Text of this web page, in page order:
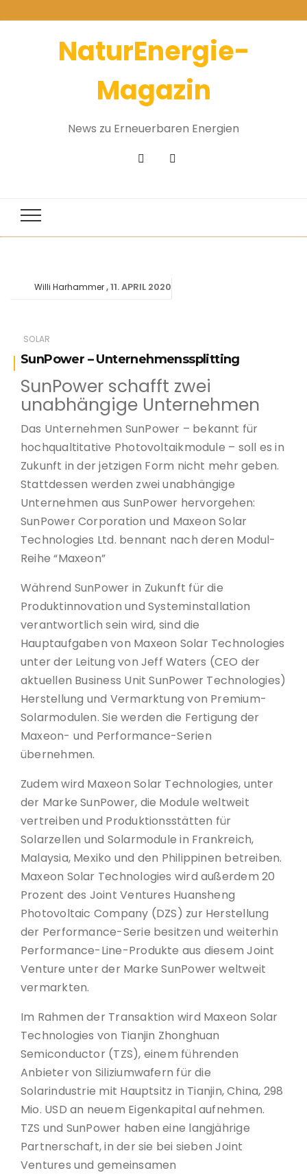
NaturEnergie-
Magazin
News zu Erneuerbaren Energien
SOLAR
SunPower – Unternehmenssplitting
Willi Harhammer 11. APRIL 2020
SunPower schafft zwei
unabhängige Unternehmen
Das Unternehmen SunPower – bekannt für
hochqualtitative Photovoltaikmodule – soll es in
Zukunft in der jetzigen Form nicht mehr geben.
Stattdessen werden zwei unabhängige
Unternehmen aus SunPower hervorgehen:
SunPower Corporation und Maxeon Solar
Technologies Ltd. bennant nach deren Modul-
Reihe “Maxeon”
Während SunPower in Zukunft für die
Produktinnovation und Systeminstallation
verantwortlich sein wird, sind die
Hauptaufgaben von Maxeon Solar Technologies
unter der Leitung von Jeff Waters (CEO der
aktuellen Business Unit SunPower Technologies)
Herstellung und Vermarktung von Premium-
Solarmodulen. Sie werden die Fertigung der
Maxeon- und Performance-Serien
übernehmen.
Zudem wird Maxeon Solar Technologies, unter
der Marke SunPower, die Module weltweit
vertreiben und Produktionsstätten für
Solarzellen und Solarmodule in Frankreich,
Malaysia, Mexiko und den Philippinen betreiben.
Maxeon Solar Technologies wird außerdem 20
Prozent des Joint Ventures Huansheng
Photovoltaic Company (DZS) zur Herstellung
der Performance-Serie besitzen und weiterhin
Performance-Line-Produkte aus diesem Joint
Venture unter der Marke SunPower weltweit
vermarkten.
Im Rahmen der Transaktion wird Maxeon Solar
Technologies von Tianjin Zhonghuan
Semiconductor (TZS), einem führenden
Anbieter von Siliziumwafern für die
Solarindustrie mit Hauptsitz in Tianjin, China, 298
Mio. USD an neuem Eigenkapital aufnehmen.
TZS und SunPower haben eine langjährige
Partnerschaft, in der sie bei sieben Joint
Ventures und gemeinsamen